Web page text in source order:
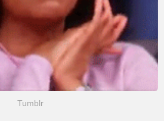
Tumblr